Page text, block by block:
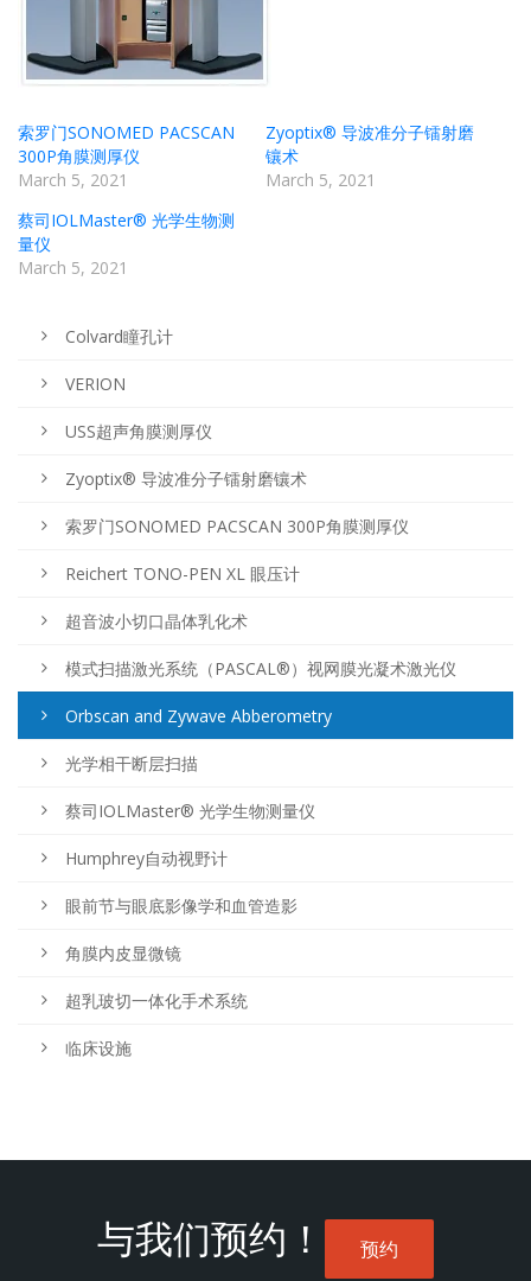
索罗门SONOMED PACSCAN
300P角膜测厚仪
March 5, 2021
Zyoptix® 导波准分子镭射磨
镶术
March 5, 2021
蔡司IOLMaster® 光学生物测
量仪
March 5, 2021
Colvard瞳孔计
VERION
USS超声角膜测厚仪
Zyoptix® 导波准分子镭射磨镶术
索罗门SONOMED PACSCAN 300P角膜测厚仪
Reichert TONO-PEN XL 眼压计
超音波小切口晶体乳化术
模式扫描激光系统（PASCAL®）视网膜光凝术激光仪
Orbscan and Zywave Abberometry
光学相干断层扫描
蔡司IOLMaster® 光学生物测量仪
Humphrey自动视野计
眼前节与眼底影像学和血管造影
角膜内皮显微镜
超乳玻切一体化手术系统
临床设施
与我们预约！ 预约